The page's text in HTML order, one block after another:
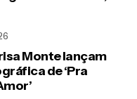
Monte lançam
de ‘Pra